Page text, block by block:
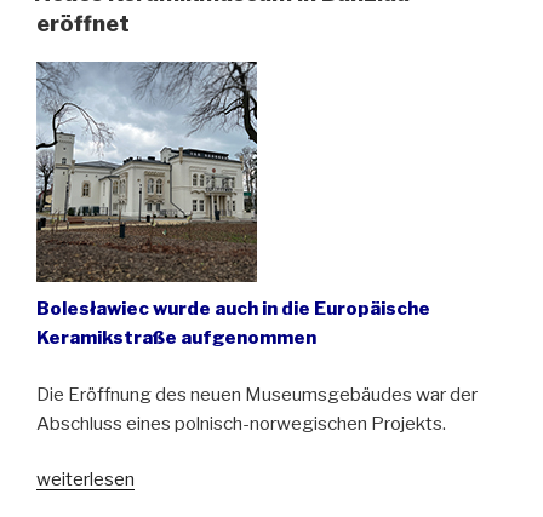
Oberschlesien“
eröffnet
Bolesławiec wurde auch in die Europäische
Keramikstraße aufgenommen
Die Eröffnung des neuen Museumsgebäudes war der
Abschluss eines polnisch-norwegischen Projekts.
„Neues
weiterlesen